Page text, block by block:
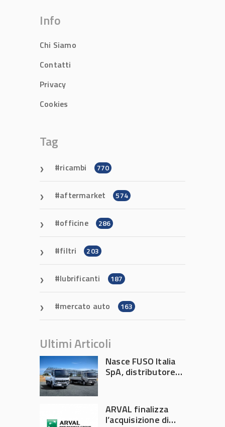
Info
Chi Siamo
Contatti
Privacy
Cookies
Tag
ricambi 770
aftermarket 574
officine 286
filtri 203
lubrificanti 187
mercato auto 163
Ultimi Articoli
Nasce FUSO Italia
SpA, distributore
ARVAL finalizza
l’acquisizione di